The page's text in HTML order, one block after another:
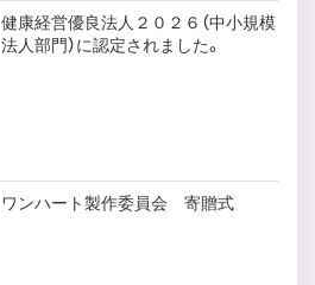
健康経営優良法人２０２６（中小規模
法人部門）に認定されました。
ワンハート製作委員会 寄贈式